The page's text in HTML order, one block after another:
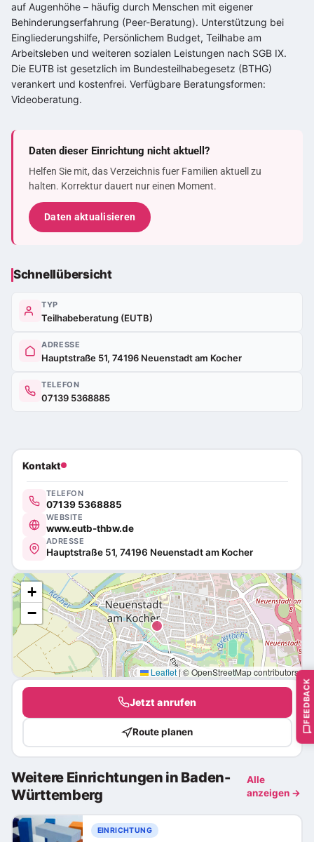
auf Augenhöhe – häufig durch Menschen mit eigener
Behinderungserfahrung (Peer-Beratung). Unterstützung bei
Eingliederungshilfe, Persönlichem Budget, Teilhabe am
Arbeitsleben und weiteren sozialen Leistungen nach SGB IX.
Die EUTB ist gesetzlich im Bundesteilhabegesetz (BTHG)
verankert und kostenfrei. Verfügbare Beratungsformen:
Videoberatung.
Daten dieser Einrichtung nicht aktuell?
Helfen Sie mit, das Verzeichnis fuer Familien aktuell zu
halten. Korrektur dauert nur einen Moment.
Daten aktualisieren
Schnellübersicht
TYP
Teilhabeberatung (EUTB)
ADRESSE
Hauptstraße 51, 74196 Neuenstadt am Kocher
TELEFON
07139 5368885
Kontakt
TELEFON
07139 5368885
WEBSITE
www.eutb-thbw.de
ADRESSE
Hauptstraße 51, 74196 Neuenstadt am Kocher
+
−
Leaflet|© OpenStreetMap contributors
Jetzt anrufen
Route planen
Weitere Einrichtungen in Baden-
Württemberg
Alle
anzeigen →
EINRICHTUNG
FEEDBACK